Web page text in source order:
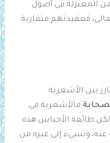
المعتزلة في أصول
فعقيدتهم متقاربة
بين الأشعرية
فالأشعرية في
طائفة الأحباش هذه
وتسيء إلى غيره من